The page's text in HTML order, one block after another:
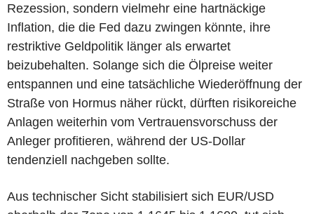
Rezession, sondern vielmehr eine hartnäckige
Inflation, die die Fed dazu zwingen könnte, ihre
restriktive Geldpolitik länger als erwartet
beizubehalten. Solange sich die Ölpreise weiter
entspannen und eine tatsächliche Wiederöffnung der
Straße von Hormus näher rückt, dürften risikoreiche
Anlagen weiterhin vom Vertrauensvorschuss der
Anleger profitieren, während der US-Dollar
tendenziell nachgeben sollte.
Aus technischer Sicht stabilisiert sich EUR/USD